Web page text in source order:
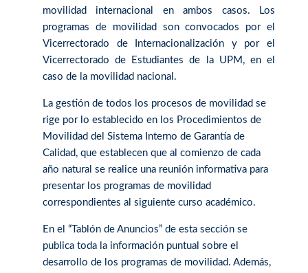
movilidad internacional en ambos casos. Los
programas de movilidad son convocados por el
Vicerrectorado de Internacionalización y por el
Vicerrectorado de Estudiantes de la UPM, en el
caso de la movilidad nacional.
La gestión de todos los procesos de movilidad se
rige por lo establecido en los Procedimientos de
Movilidad del Sistema Interno de Garantía de
Calidad, que establecen que al comienzo de cada
año natural se realice una reunión informativa para
presentar los programas de movilidad
correspondientes al siguiente curso académico.
En el “Tablón de Anuncios” de esta sección se
publica toda la información puntual sobre el
desarrollo de los programas de movilidad. Además,